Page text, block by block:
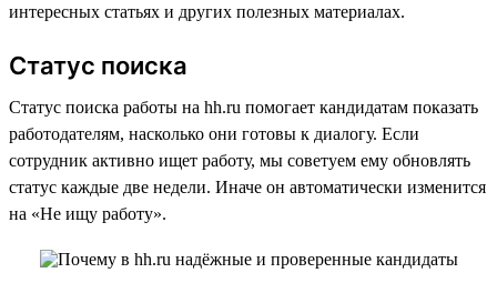
интересных статьях и других полезных материалах.
Статус поиска
Статус поиска работы на hh.ru помогает кандидатам показать
работодателям, насколько они готовы к диалогу. Если
сотрудник активно ищет работу, мы советуем ему обновлять
статус каждые две недели. Иначе он автоматически изменится
на «Не ищу работу».